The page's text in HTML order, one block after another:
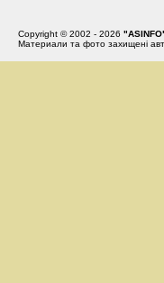
Copyright © 2002 - 2026
Материали та фото захищені